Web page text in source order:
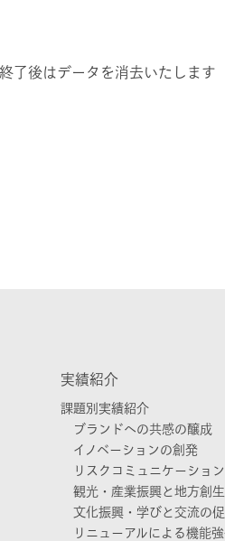
了後はデータを消去いたします
実績紹介
課題別実績紹介
ブランドへの共感の醸成
イノベーションの創発
リスクコミュニケーショ
観光・産業振興と地方創生
文化振興・学びと交流の
リニューアルによる機能